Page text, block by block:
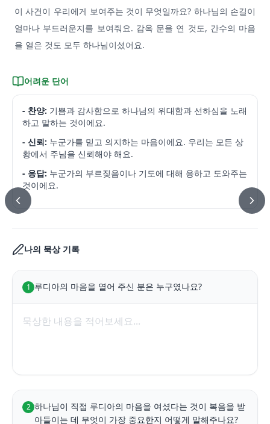
이 사건이 우리에게 보여주는 것이 무엇일까요? 하나님의 손길이
얼마나 부드러운지를 보여줘요. 감옥 문을 연 것도, 간수의 마음
을 열은 것도 모두 하나님이셨어요.
어려운 단어
- 찬양: 기쁨과 감사함으로 하나님의 위대함과 선하심을 노래
하고 말하는 것이에요.
- 신뢰: 누군가를 믿고 의지하는 마음이에요. 우리는 모든 상
황에서 주님을 신뢰해야 해요.
- 응답: 누군가의 부르짖음이나 기도에 대해 응하고 도와주는
것이에요.
나의 묵상 기록
1 루디아의 마음을 열어 주신 분은 누구였나요?
2 하나님이 직접 루디아의 마음을 여셨다는 것이 복음을 받
아들이는 데 무엇이 가장 중요한지 어떻게 말해주나요?